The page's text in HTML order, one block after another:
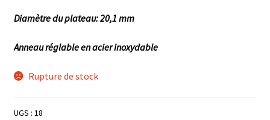
Diamètre du plateau: 20,1 mm
Anneau réglable en acier inoxydable
Rupture de stock
UGS : 18